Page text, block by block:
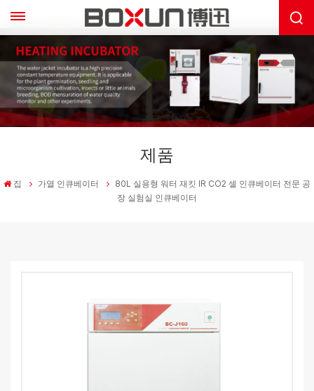
제품
집 가열 인큐베이터
80L 실용형 워터 재킷 IR CO2 셀 인큐베이터 전문 공
장 실험실 인큐베이터